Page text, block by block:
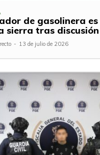
de gasolinera
sierra tras
- 13 de julio de 2026